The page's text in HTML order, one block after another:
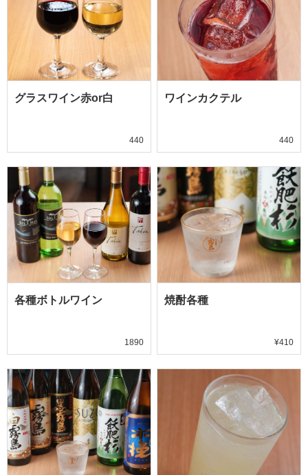
グラスワイン赤or白
440
ワインカクテル
440
各種ボトルワイン
1890
焼酎各種
¥410